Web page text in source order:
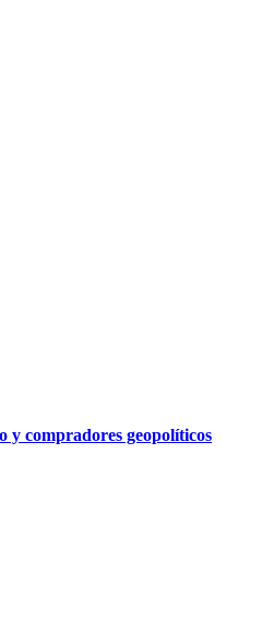
y compradores geopolíticos